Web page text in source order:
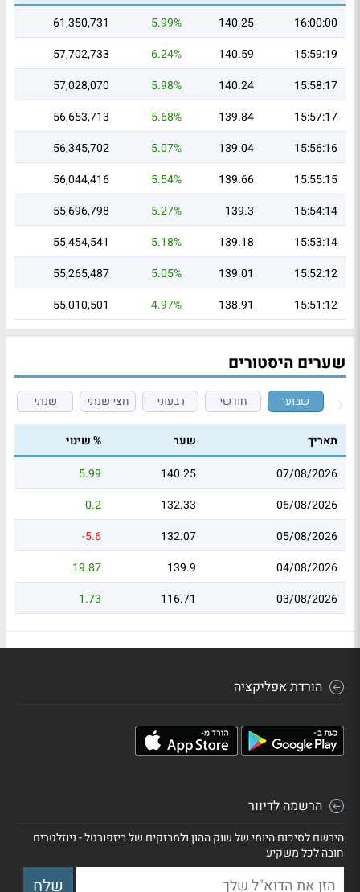
16:00:00
140.25
5.99%
61,350,731
15:59:19
140.59
6.24%
57,702,733
15:58:17
140.24
5.98%
57,028,070
15:57:17
139.84
5.68%
56,653,713
15:56:16
139.04
5.07%
56,345,702
15:55:15
139.66
5.54%
56,044,416
15:54:14
139.3
5.27%
55,696,798
15:53:14
139.18
5.18%
55,454,541
15:52:12
139.01
5.05%
55,265,487
15:51:12
138.91
4.97%
55,010,501
שערים היסטורים
שבועי חודשי רבעוני חצי שנתי שנתי
תאריך שער
% שינוי
07/08/2026
140.25
5.99
06/08/2026
132.33
0.2
05/08/2026
132.07
-5.6
04/08/2026
139.9
19.87
03/08/2026
116.71
1.73
הורדת אפליקציה
הרשמה לדיוור
הירשם לסיכום היומי של שוק ההון ולמבזקים של ביזפורטל - ניוזלטרים
חובה לכל משקיע